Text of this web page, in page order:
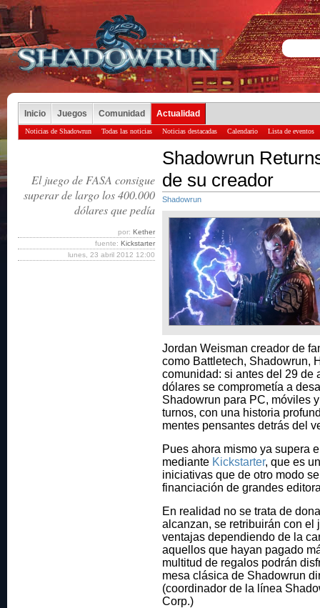
Inicio Juegos Comunidad Actualidad
Noticias de Shadowrun Todas las noticias Noticias destacadas Calendario Lista de eventos
Shadowrun
de su creador
Shadowrun
Jordan Weisman creador de
como Battletech, Shadowrun,
comunidad: si antes del 29 de
dólares se comprometía a
Shadowrun para PC, móviles
turnos, con una historia
mentes pensantes detrás del
Pues ahora mismo ya supera
mediante Kickstarter, que es
iniciativas que de otro modo
financiación de grandes
En realidad no se trata de
alcanzan, se retribuirán con el
ventajas dependiendo de la
aquellos que hayan pagado
multitud de regalos podrán
mesa clásica de Shadowrun
(coordinador de la línea
Corp.)
El juego de FASA consigue
superar de largo los 400.000
dólares que pedía
por: Kether
fuente: Kickstarter
lunes, 23 abril 2012 12:00